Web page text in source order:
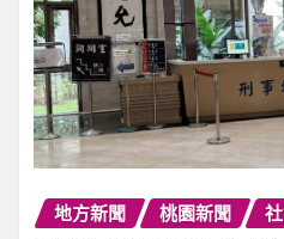
地方新聞 桃園新聞